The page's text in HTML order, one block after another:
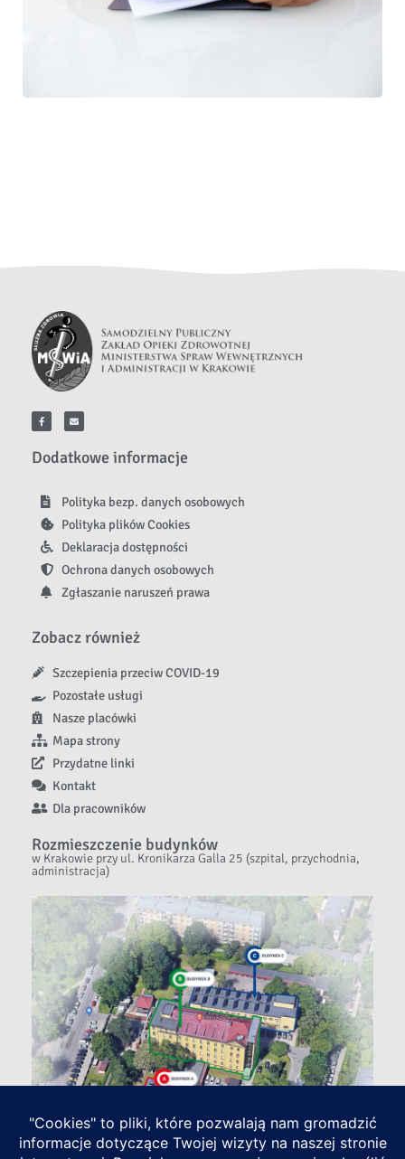
Dodatkowe informacje
Polityka bezp. danych osobowych
Polityka plików Cookies
Deklaracja dostępności
Ochrona danych osobowych
Zgłaszanie naruszeń prawa
Zobacz również
Szczepienia przeciw COVID-19
Pozostałe usługi
Nasze placówki
Mapa strony
Przydatne linki
Kontakt
Dla pracowników
Rozmieszczenie budynków
w Krakowie przy ul. Kronikarza Galla 25 (szpital, przychodnia,
administracja)